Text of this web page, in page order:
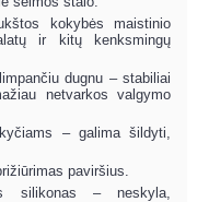
kokybės maistinio
ir kitų kenksmingų
dugnu – stabiliai
netvarkos valgymo
– galima šildyti,
paviršius.
silikonas – neskyla,